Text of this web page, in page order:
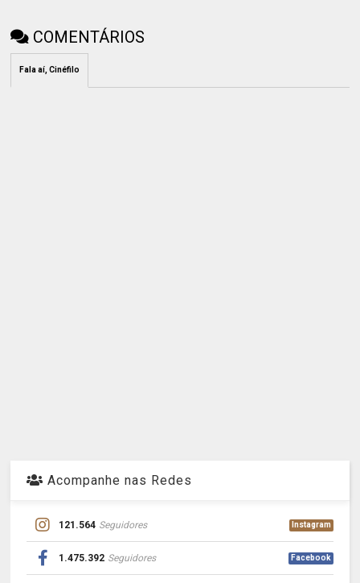
COMENTÁRIOS
Fala aí, Cinéfilo
Acompanhe nas Redes
121.564 Seguidores Instagram
1.475.392 Seguidores Facebook